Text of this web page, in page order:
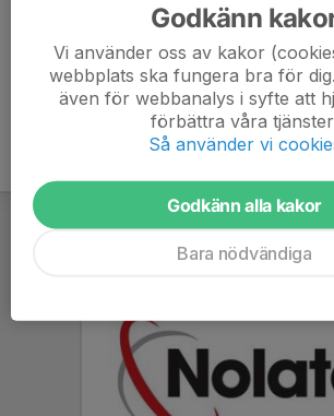
Regler
Godkänn
Vi använder oss av kakor
webbplats ska fungera bra för
även för webbanalys i syfte att
förbättra våra
Så använder vi
Godkänn alla kakor
Bara nödvändiga